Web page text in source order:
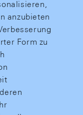
anzubieten
Form zu